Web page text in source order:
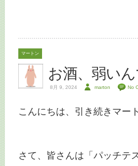
マートン
お酒、弱い
8月 9, 2024 marton No
こんにちは、引き続きマー
さて、皆さんは「パッチテ